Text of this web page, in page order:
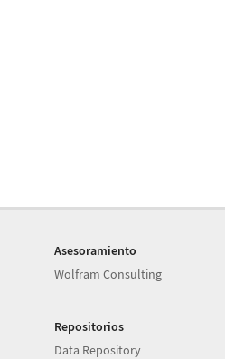
Asesoramiento
Wolfram Consulting
Repositorios
Data Repository